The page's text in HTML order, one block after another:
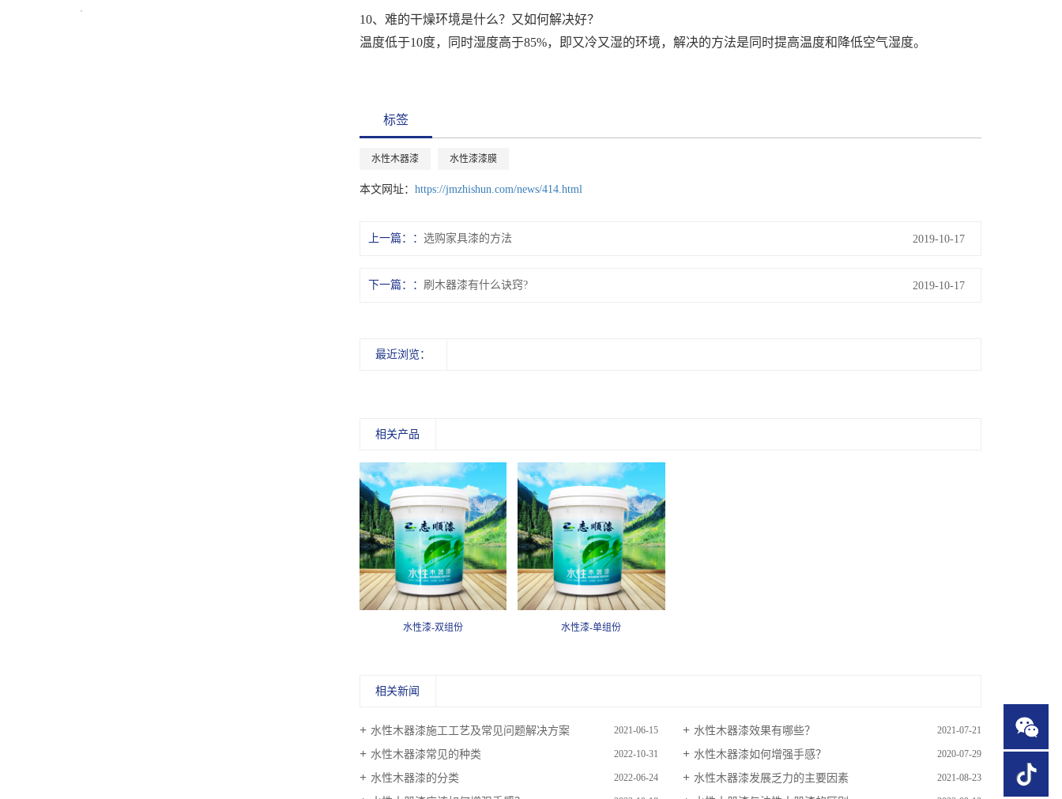
10、难的干燥环境是什么？又如何解决好？
温度低于10度，同时湿度高于85%，即又冷又湿的环境，解决的方法是同时提高温度和降低空气湿度。
标签
水性木器漆 水性漆漆膜
本文网址： https://jmzhishun.com/news/414.html
上一篇： 选购家具漆的方法 2019-10-17
下一篇： 刷木器漆有什么诀窍? 2019-10-17
最近浏览：
相关产品
水性漆-双组份 水性漆-单组份
相关新闻
水性木器漆施工工艺及常见问题解决方案 2021-06-15 水性木器漆效果有哪些？ 2021-07-21
水性木器漆常见的种类 2022-10-31 水性木器漆如何增强手感？ 2020-07-29
水性木器漆的分类 2022-06-24 水性木器漆发展乏力的主要因素 2021-08-23